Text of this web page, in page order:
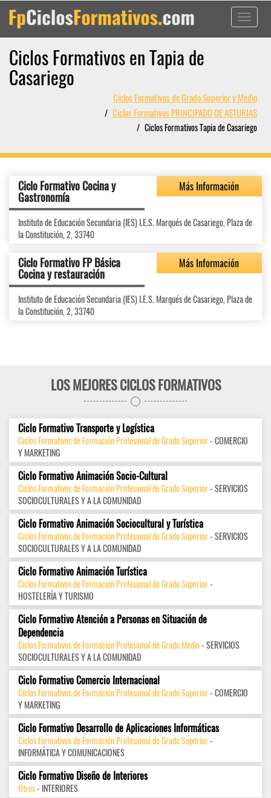
Toggle
Ciclos Formativos en Tapia de
Casariego
Ciclos Formativos de Grado Superior y Medio
Ciclos Formativos PRINCIPADO DE ASTURIAS
Ciclos Formativos Tapia de Casariego
Ciclo Formativo Cocina y
Gastronomía
Más Información
Instituto de Educación Secundaria (IES) I.E.S. Marqués de Casariego, Plaza de
la Constitución, 2, 33740
Ciclo Formativo FP Básica
Cocina y restauración
Más Información
Instituto de Educación Secundaria (IES) I.E.S. Marqués de Casariego, Plaza de
la Constitución, 2, 33740
LOS MEJORES CICLOS FORMATIVOS
Ciclo Formativo Transporte y Logística
Ciclos Formativos de Formación Profesional de Grado Superior- COMERCIO
Y MARKETING
Ciclo Formativo Animación Socio-Cultural
Ciclos Formativos de Formación Profesional de Grado Superior- SERVICIOS
SOCIOCULTURALES Y A LA COMUNIDAD
Ciclo Formativo Animación Sociocultural y Turística
Ciclos Formativos de Formación Profesional de Grado Superior- SERVICIOS
SOCIOCULTURALES Y A LA COMUNIDAD
Ciclo Formativo Animación Turística
Ciclos Formativos de Formación Profesional de Grado Superior-
HOSTELERÍA Y TURISMO
Ciclo Formativo Atención a Personas en Situación de
Dependencia
Ciclos Formativos de Formación Profesional de Grado Medio- SERVICIOS
SOCIOCULTURALES Y A LA COMUNIDAD
Ciclo Formativo Comercio Internacional
Ciclos Formativos de Formación Profesional de Grado Superior- COMERCIO
Y MARKETING
Ciclo Formativo Desarrollo de Aplicaciones Informáticas
Ciclos Formativos de Formación Profesional de Grado Superior-
INFORMÁTICA Y COMUNICACIONES
Ciclo Formativo Diseño de Interiores
Otros- INTERIORES